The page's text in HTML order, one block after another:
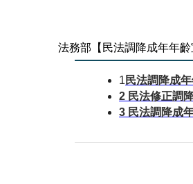
法務部【民法調降成年年
1民法調降成
2 民法修正調
3 民法調降成